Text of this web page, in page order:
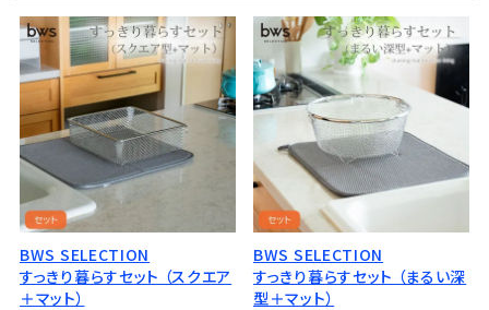
BWS SELECTION
すっきり暮らすセット （スクエア
＋マット）
BWS SELECTION
すっきり暮らすセット （まるい深
型＋マット）